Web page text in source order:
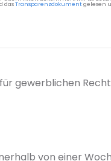
dasTransparenzdokumentgelesen
für gewerblichen
von einer